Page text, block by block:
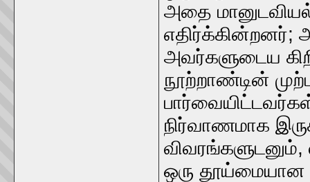
அதை
அவர்களுடைய
நூற்றாண்டின்
நிர்வாணமாக
விவரங்களுடனும்,
ஒரு தூய்மையான